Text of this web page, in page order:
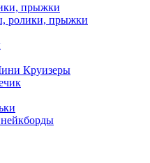
прыжки
ролики, прыжки
Круизеры